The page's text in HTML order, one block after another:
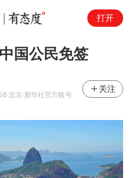
打开
国公民免签
·北京·新华社官方账号
关注